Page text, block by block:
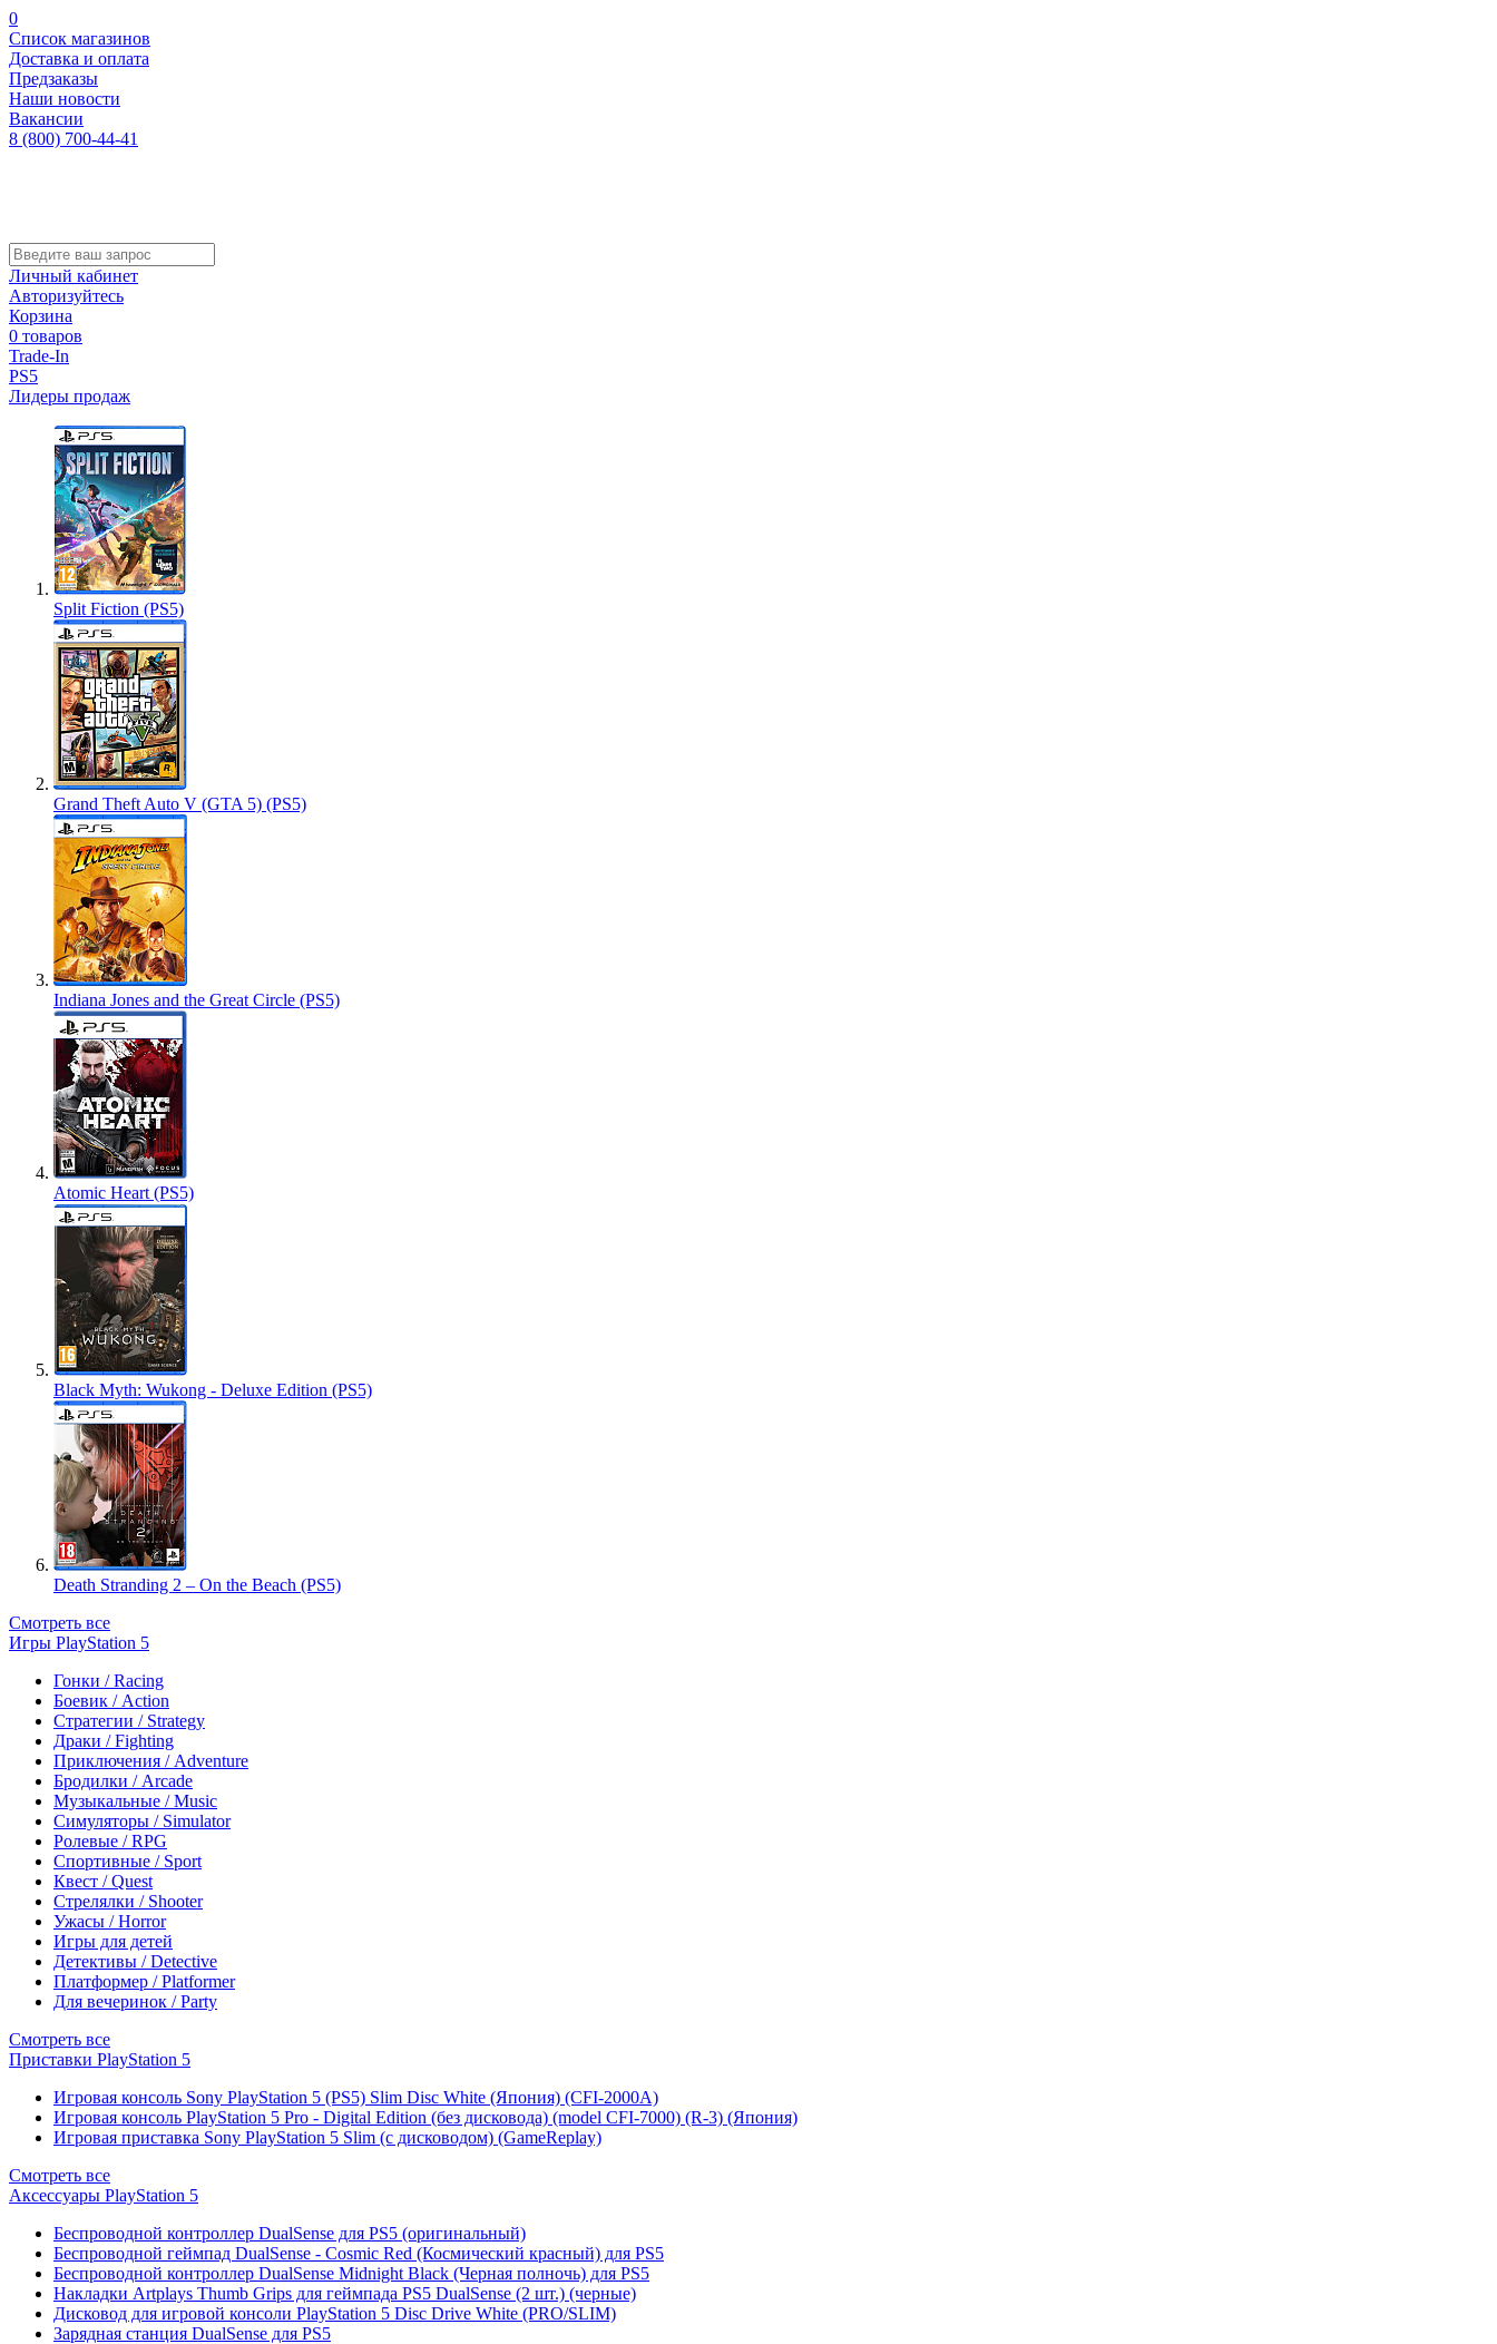
0
Список магазинов
Доставка и оплата
Предзаказы
Наши новости
Вакансии
8 (800) 700-44-41
Личный кабинет
Авторизуйтесь
Корзина
0 товаров
Trade-In
PS5
Лидеры продаж
Split Fiction (PS5)
Grand Theft Auto V (GTA 5) (PS5)
Indiana Jones and the Great Circle (PS5)
Atomic Heart (PS5)
Black Myth: Wukong - Deluxe Edition (PS5)
Death Stranding 2 – On the Beach (PS5)
Смотреть все
Игры PlayStation 5
Гонки / Racing
Боевик / Action
Стратегии / Strategy
Драки / Fighting
Приключения / Adventure
Бродилки / Arcade
Музыкальные / Music
Симуляторы / Simulator
Ролевые / RPG
Спортивные / Sport
Квест / Quest
Стрелялки / Shooter
Ужасы / Horror
Игры для детей
Детективы / Detective
Платформер / Platformer
Для вечеринок / Party
Смотреть все
Приставки PlayStation 5
Игровая консоль Sony PlayStation 5 (PS5) Slim Disc White (Япония) (CFI-2000A)
Игровая консоль PlayStation 5 Pro - Digital Edition (без дисковода) (model CFI-7000) (R-3) (Япония)
Игровая приставка Sony PlayStation 5 Slim (с дисководом) (GameReplay)
Смотреть все
Аксессуары PlayStation 5
Беспроводной контроллер DualSense для PS5 (оригинальный)
Беспроводной геймпад DualSense - Cosmic Red (Космический красный) для PS5
Беспроводной контроллер DualSense Midnight Black (Черная полночь) для PS5
Накладки Artplays Thumb Grips для геймпада PS5 DualSense (2 шт.) (черные)
Дисковод для игровой консоли PlayStation 5 Disc Drive White (PRO/SLIM)
Зарядная станция DualSense для PS5